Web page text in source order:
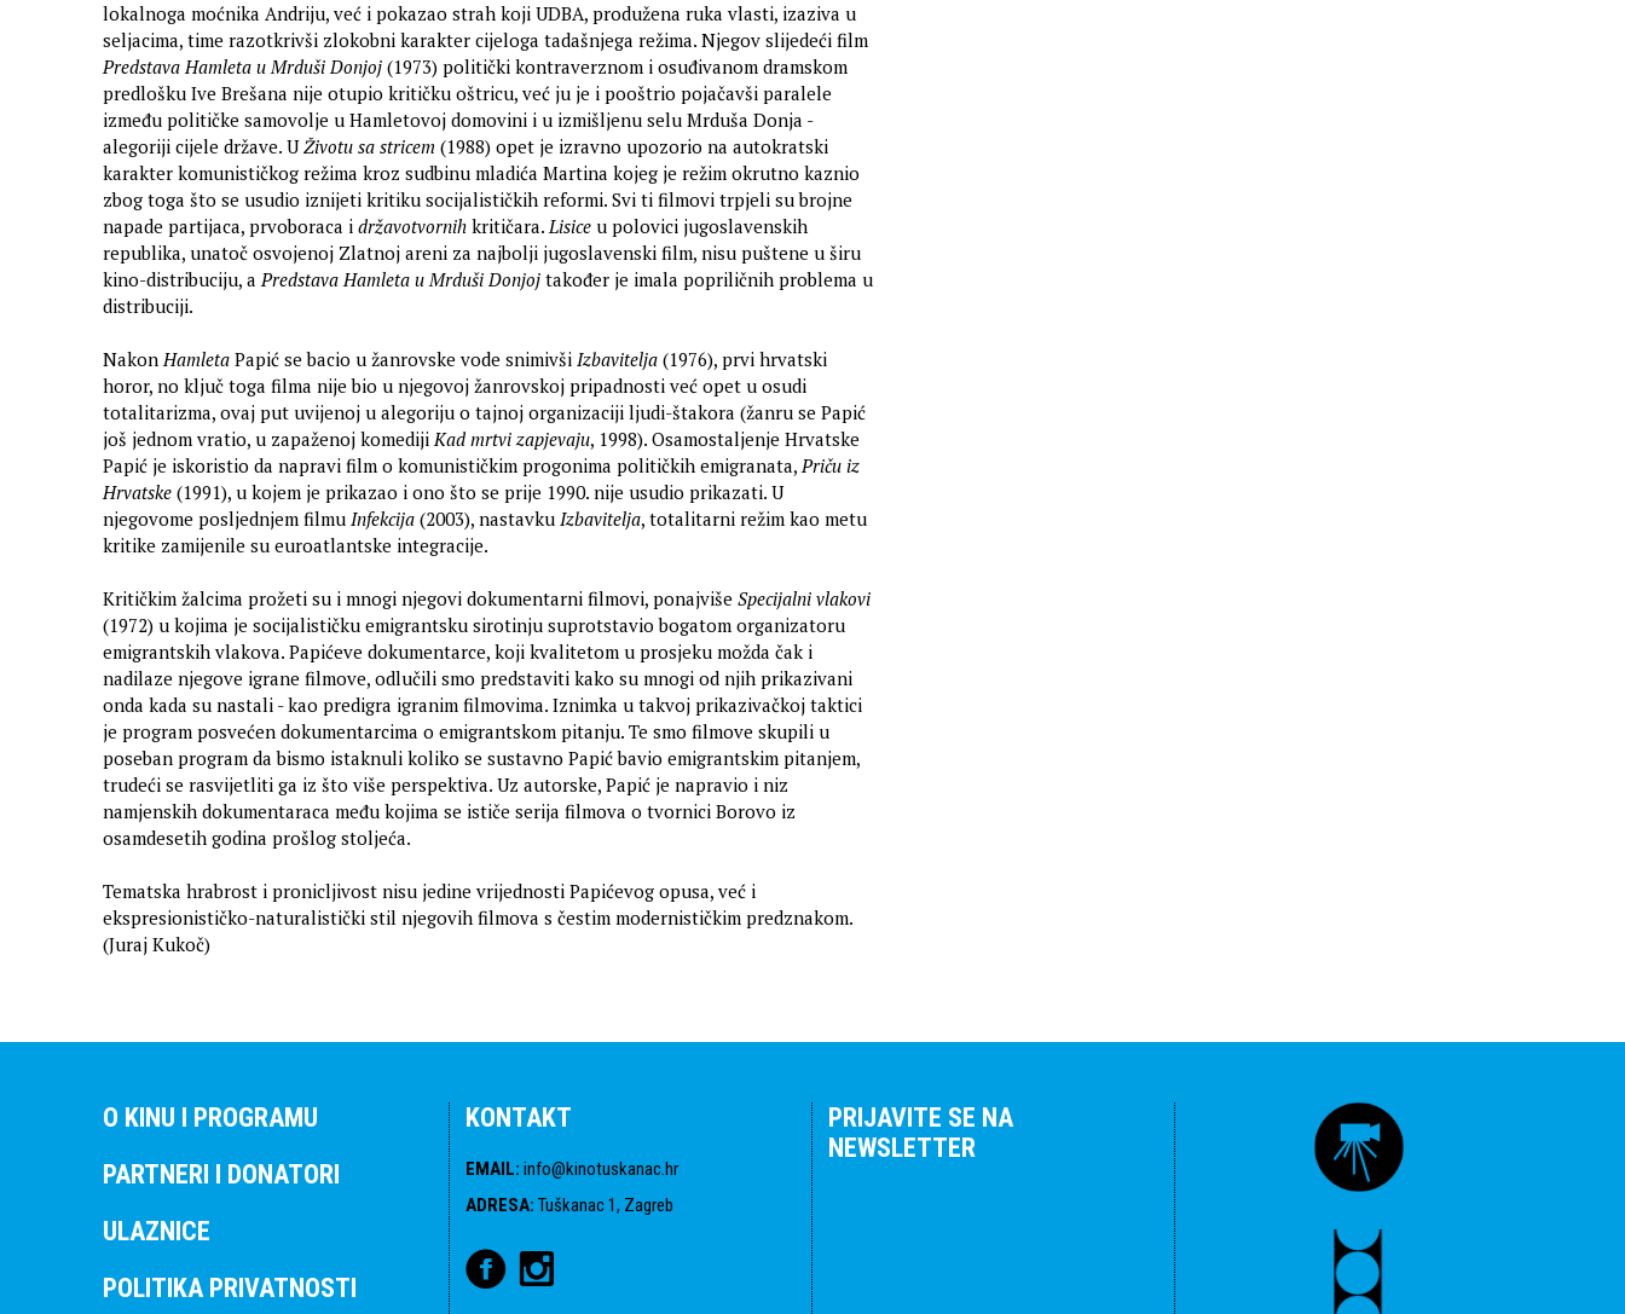
lokalnoga moćnika Andriju, već i pokazao strah koji UDBA, produžena ruka vlasti, izaziva u
seljacima, time razotkrivši zlokobni karakter cijeloga tadašnjega režima. Njegov slijedeći film
Predstava Hamleta u Mrduši Donjoj (1973) politički kontraverznom i osuđivanom dramskom
predlošku Ive Brešana nije otupio kritičku oštricu, već ju je i pooštrio pojačavši paralele
između političke samovolje u Hamletovoj domovini i u izmišljenu selu Mrduša Donja -
alegoriji cijele države. UŽivotu sa stricem (1988) opet je izravno upozorio na autokratski
karakter komunističkog režima kroz sudbinu mladića Martina kojeg je režim okrutno kaznio
zbog toga što se usudio iznijeti kritiku socijalističkih reformi. Svi ti filmovi trpjeli su brojne
napade partijaca, prvoboraca i državotvornih kritičara.Lisice u polovici jugoslavenskih
republika, unatoč osvojenoj Zlatnoj areni za najbolji jugoslavenski film, nisu puštene u širu
kino-distribuciju, aPredstava Hamleta u Mrduši Donjoj također je imala popriličnih problema u
distribuciji.
NakonHamleta Papić se bacio u žanrovske vode snimivši Izbavitelja (1976), prvi hrvatski
horor, no ključ toga filma nije bio u njegovoj žanrovskoj pripadnosti već opet u osudi
totalitarizma, ovaj put uvijenoj u alegoriju o tajnoj organizaciji ljudi-štakora (žanru se Papić
još jednom vratio, u zapaženoj komedijiKad mrtvi zapjevaju, 1998). Osamostaljenje Hrvatske
Papić je iskoristio da napravi film o komunističkim progonima političkih emigranata,Priču iz
Hrvatske (1991), u kojem je prikazao i ono što se prije 1990. nije usudio prikazati. U
njegovome posljednjem filmu Infekcija (2003), nastavku Izbavitelja, totalitarni režim kao metu
kritike zamijenile su euroatlantske integracije.
Kritičkim žalcima prožeti su i mnogi njegovi dokumentarni filmovi, ponajviše Specijalni vlakovi
(1972) u kojima je socijalističku emigrantsku sirotinju suprotstavio bogatom organizatoru
emigrantskih vlakova. Papićeve dokumentarce, koji kvalitetom u prosjeku možda čak i
nadilaze njegove igrane filmove, odlučili smo predstaviti kako su mnogi od njih prikazivani
onda kada su nastali - kao predigra igranim filmovima. Iznimka u takvoj prikazivačkoj taktici
je program posvećen dokumentarcima o emigrantskom pitanju. Te smo filmove skupili u
poseban program da bismo istaknuli koliko se sustavno Papić bavio emigrantskim pitanjem,
trudeći se rasvijetliti ga iz što više perspektiva. Uz autorske, Papić je napravio i niz
namjenskih dokumentaraca među kojima se ističe serija filmova o tvornici Borovo iz
osamdesetih godina prošlog stoljeća.
Tematska hrabrost i pronicljivost nisu jedine vrijednosti Papićevog opusa, već i
ekspresionističko-naturalistički stil njegovih filmova s čestim modernističkim predznakom.
(Juraj Kukoč)
O KINU I PROGRAMU
PARTNERI I DONATORI
ULAZNICE
POLITIKA PRIVATNOSTI
KONTAKT
EMAIL: info@kinotuskanac.hr
ADRESA: Tuškanac 1, Zagreb
PRIJAVITE SE NA
NEWSLETTER